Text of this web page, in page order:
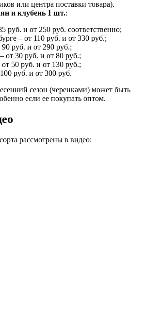
или центра поставки товара).
и клубень 1 шт.:
руб. и от 250 руб. соответственно;
– от 110 руб. и от 330 руб.;
руб. и от 290 руб.;
от 30 руб. и от 80 руб.;
50 руб. и от 130 руб.;
руб. и от 300 руб.
сезон (черенками) может быть
если ее покупать оптом.
рассмотрены в видео: